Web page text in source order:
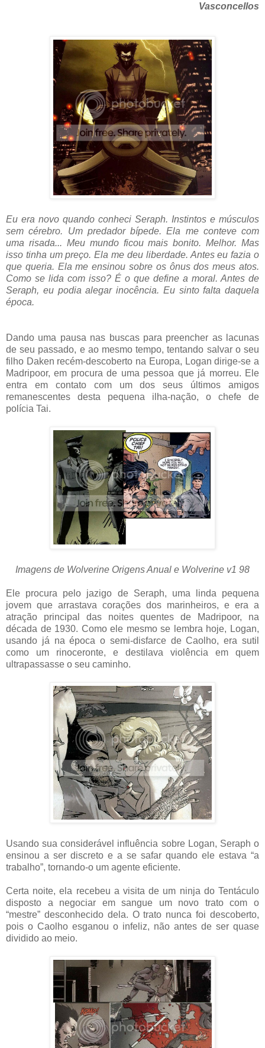
Vasconcellos
Eu era novo quando conheci Seraph. Instintos e músculos
sem cérebro. Um predador bípede. Ela me conteve com
uma risada... Meu mundo ficou mais bonito. Melhor. Mas
isso tinha um preço. Ela me deu liberdade. Antes eu fazia o
que queria. Ela me ensinou sobre os ônus dos meus atos.
Como se lida com isso? É o que define a moral. Antes de
Seraph, eu podia alegar inocência. Eu sinto falta daquela
época.
Dando uma pausa nas buscas para preencher as lacunas
de seu passado, e ao mesmo tempo, tentando salvar o seu
filho Daken recém-descoberto na Europa, Logan dirige-se a
Madripoor, em procura de uma pessoa que já morreu. Ele
entra em contato com um dos seus últimos amigos
remanescentes desta pequena ilha-nação, o chefe de
polícia Tai.
Imagens de Wolverine Origens Anual e Wolverine v1 98
Ele procura pelo jazigo de Seraph, uma linda pequena
jovem que arrastava corações dos marinheiros, e era a
atração principal das noites quentes de Madripoor, na
década de 1930. Como ele mesmo se lembra hoje, Logan,
usando já na época o semi-disfarce de Caolho, era sutil
como um rinoceronte, e destilava violência em quem
ultrapassasse o seu caminho.
Usando sua considerável influência sobre Logan, Seraph o
ensinou a ser discreto e a se safar quando ele estava “a
trabalho”, tornando-o um agente eficiente.
Certa noite, ela recebeu a visita de um ninja do Tentáculo
disposto a negociar em sangue um novo trato com o
“mestre” desconhecido dela. O trato nunca foi descoberto,
pois o Caolho esganou o infeliz, não antes de ser quase
dividido ao meio.